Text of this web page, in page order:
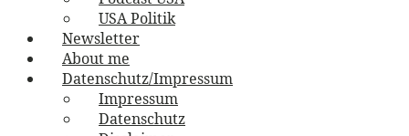
USA Politik
Newsletter
About me
Datenschutz/Impressum
Impressum
Datenschutz